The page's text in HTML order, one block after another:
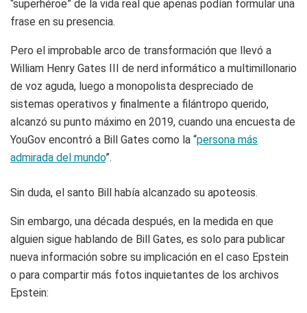
“superhéroe” de la vida real que apenas podían formular una
frase en su presencia.
Pero el improbable arco de transformación que llevó a
William Henry Gates III de nerd informático a multimillonario
de voz aguda, luego a monopolista despreciado de
sistemas operativos y finalmente a filántropo querido,
alcanzó su punto máximo en 2019, cuando una encuesta de
YouGov encontró a Bill Gates como la “persona más
admirada del mundo”.
Sin duda, el santo Bill había alcanzado su apoteosis.
Sin embargo, una década después, en la medida en que
alguien sigue hablando de Bill Gates, es solo para publicar
nueva información sobre su implicación en el caso Epstein
o para compartir más fotos inquietantes de los archivos
Epstein: